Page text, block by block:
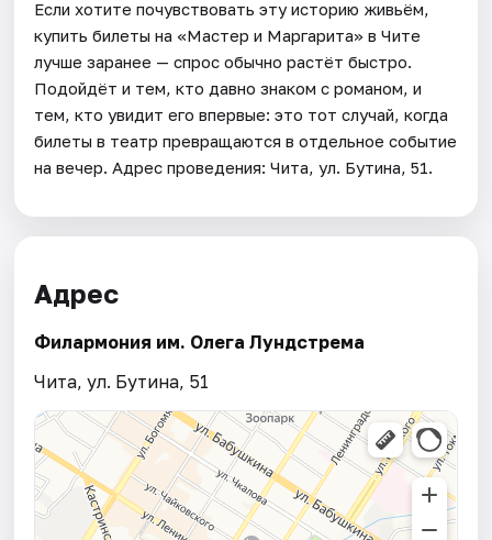
Если хотите почувствовать эту историю живьём,
купить билеты на «Мастер и Маргарита» в Чите
лучше заранее — спрос обычно растёт быстро.
Подойдёт и тем, кто давно знаком с романом, и
тем, кто увидит его впервые: это тот случай, когда
билеты в театр превращаются в отдельное событие
на вечер. Адрес проведения: Чита, ул. Бутина, 51.
Адрес
Филармония им. Олега Лундстрема
Чита, ул. Бутина, 51